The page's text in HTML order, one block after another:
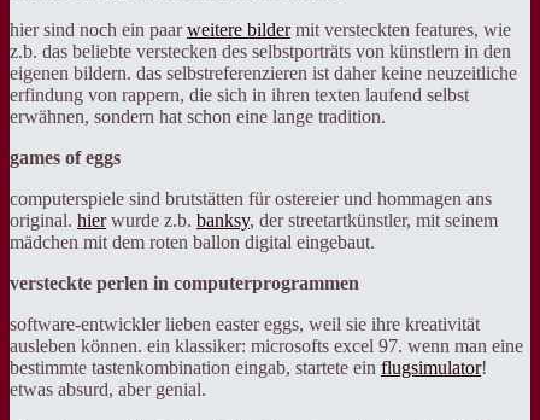
hier sind noch ein paarweitere bildermit versteckten features, wie
z.b. das beliebte verstecken des selbstporträts von künstlern in den
eigenen bildern. das selbstreferenzieren ist daher keine neuzeitliche
erfindung von rappern, die sich in ihren texten laufend selbst
erwähnen, sondern hat schon eine lange tradition.
games of eggs
computerspiele sind brutstätten für ostereier und hommagen ans
original. hierwurde z.b. banksy, der streetartkünstler, mit seinem
mädchen mit dem roten ballon digital eingebaut.
versteckte perlen in computerprogrammen
software-entwickler lieben easter eggs, weil sie ihre kreativität
ausleben können. ein klassiker: microsofts excel 97. wenn man eine
bestimmte tastenkombination eingab, startete ein flugsimulator!
etwas absurd, aber genial.